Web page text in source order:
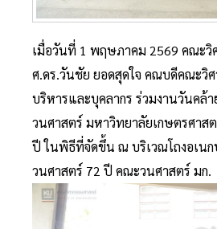
เมื่อวันที่ 1 พฤษภาคม 2569 คณะวิ
ศ.ดร.วันชัย ยอดสุดใจ คณบดีคณะวิ
บริหารและบุคลากร ร่วมงานวันคล้
วนศาสตร์ มหาวิทยาลัยเกษตรศาส
ปี ในพิธีที่จัดขึ้น ณ บริเวณโถงอเนก
วนศาสตร์ 72 ปี คณะวนศาสตร์ มก.